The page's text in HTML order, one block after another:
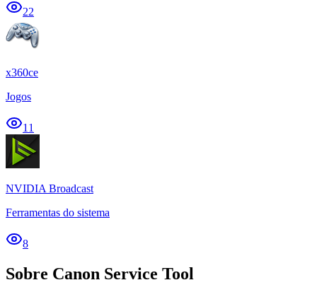
22
x360ce
Jogos
11
NVIDIA Broadcast
Ferramentas do sistema
8
Sobre Canon Service Tool